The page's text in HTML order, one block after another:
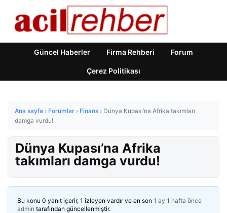
Güncel Haberler Firma Rehberi Forum
Çerez Politikası
Ana sayfa › Forumlar › Finans › Dünya Kupası’na Afrika takımları
damga vurdu!
Dünya Kupası’na Afrika
takımları damga vurdu!
Bu konu 0 yanıt içerir, 1 izleyen vardır ve en son 1 ay 1 hafta önce
admin tarafından güncellenmiştir.